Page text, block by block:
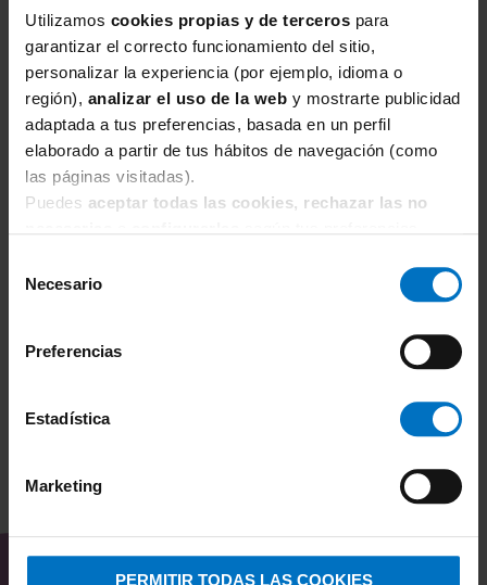
Utilizamos cookies propias y de terceros para
garantizar el correcto funcionamiento del sitio,
personalizar la experiencia (por ejemplo, idioma o
región), analizar el uso de la web y mostrarte publicidad
adaptada a tus preferencias, basada en un perfil
elaborado a partir de tus hábitos de navegación (como
las páginas visitadas).
Puedes aceptar todas las cookies, rechazar las no
Necesario
Preferencias
Estadística
Marketing
PERMITIR TODAS LAS COOKIES
INTERESAR